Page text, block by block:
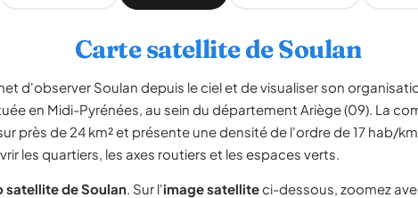
Carte satellite de Soulan
d'observer Soulan depuis le ciel et de visualiser son
en Midi-Pyrénées, au sein du département Ariège (09). La
près de 24 km² et présente une densité de l'ordre de 17 hab/
les quartiers, les axes routiers et les espaces verts.
satellite de Soulan. Sur l'image satelliteci-dessous, zoomez